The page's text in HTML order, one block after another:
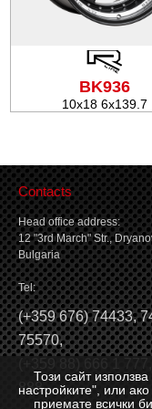
BK936
10x18 6x139.7
Contacts
Head office address:
12 "3rd March" Str.,
Bulgaria
Tel:
(+359 676) 74433,
75570,
888
Този сайт
настройките", или
приемате всички